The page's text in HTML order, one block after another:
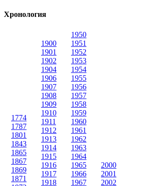
Хронология
1774
1787
1801
1843
1865
1867
1869
1871
1900
1901
1902
1904
1906
1907
1908
1909
1910
1911
1912
1913
1914
1915
1916
1917
1918
1950
1951
1952
1953
1954
1955
1956
1957
1958
1959
1960
1961
1962
1963
1964
1965
1966
1967
2000
2001
2002